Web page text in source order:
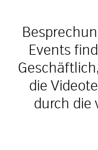
Events
die
durch die